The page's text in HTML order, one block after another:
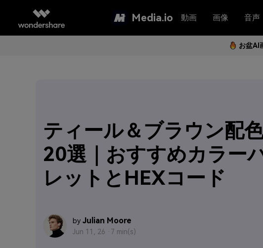
Media.io 動画 画像 音声
お盆AI
ティール＆ブラウン配
20選｜おすすめカラー
レットとHEXコード
by Julian Moore
Jun 11, 26 · 7 min(s)